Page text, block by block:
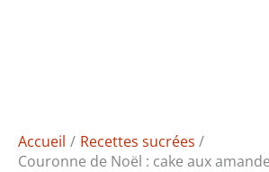
Accueil
Recettes sucrées
Couronne de Noël : cake aux